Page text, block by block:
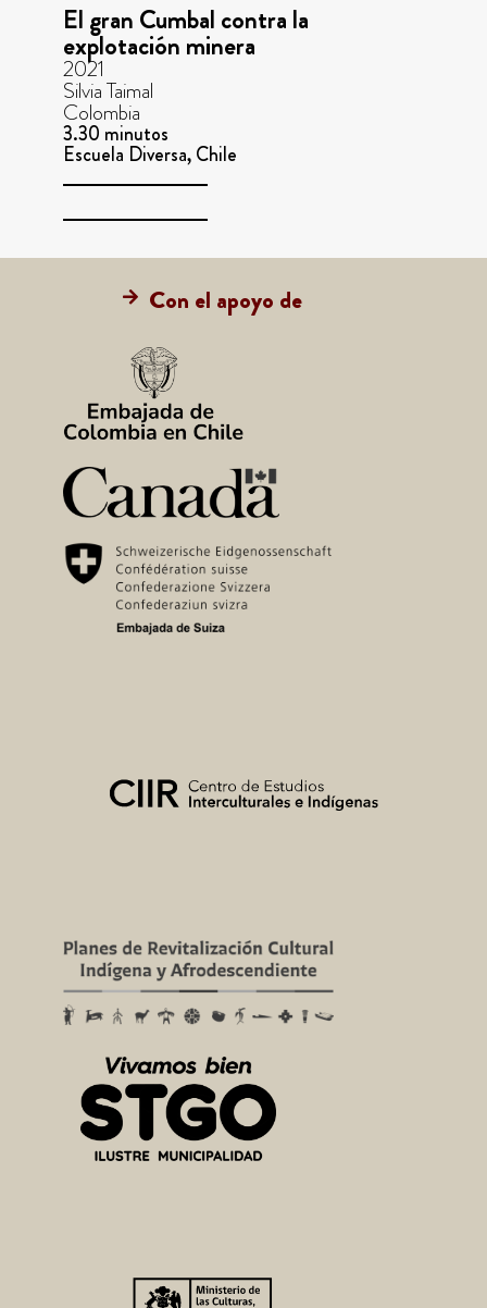
El gran Cumbal contra la
explotación minera
2021
Silvia Taimal
Colombia
3.30 minutos
Escuela Diversa, Chile
Con el apoyo de